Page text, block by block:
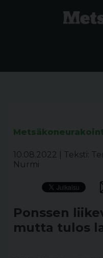
10.08.2022 Teksti:
Nurmi
Ponssen
mutta tulos